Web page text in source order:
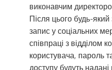
виконавчим
Після цього будь-
запис у соціальних
співпраці з відділом
користувача, пароль
доступу будуть надані